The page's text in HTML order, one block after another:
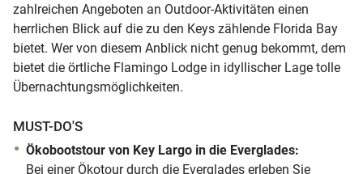
zahlreichen Angeboten an Outdoor-Aktivitäten einen
herrlichen Blick auf die zu den Keys zählende Florida Bay
bietet. Wer von diesem Anblick nicht genug bekommt, dem
bietet die örtliche Flamingo Lodge in idyllischer Lage tolle
Übernachtungsmöglichkeiten.
MUST-DO'S
Ökobootstour von Key Largo in die Everglades:
Bei einer Ökotour durch die Everglades erleben Sie